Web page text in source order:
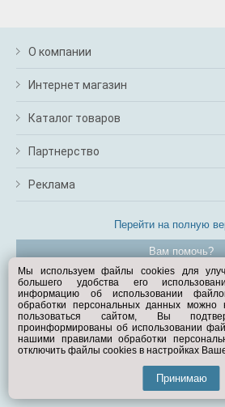
О компании
Интернет магазин
Каталог товаров
Партнерство
Реклама
Перейти на полную
Вам помочь?
© Exist.ru
Мы используем файлы cookies для
большего удобства его
информацию об использовании
обработки персональных данных
пользоваться сайтом, Вы
проинформированы об использовании
нашими правилами обработки
отключить файлы cookies в настройках
Принимаю